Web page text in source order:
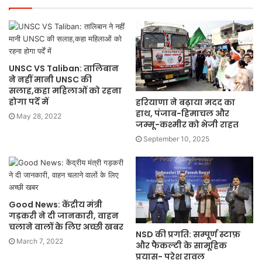
UNSC VS Taliban: तालिबान
ने नहीं मानी UNSC की
सलाह,कहा महिलाओं को रहना
होगा पर्दें में
May 28, 2022
हरियाणा ने बढ़ाया मदद का
हाथ, पंजाब-हिमाचल और
जम्मू-कश्मीर को भेजी राहत
September 10, 2025
Good News: केंद्रीय मंत्री
गड़करी ने दी जानकारी, वाहन
चलाने वालों के लिए अच्छी खबर
March 7, 2022
NSD की प्रगति: सम्पूर्ण स्टाफ़
और फैकल्टी के सामूहिक
प्रयास- परेश रावल